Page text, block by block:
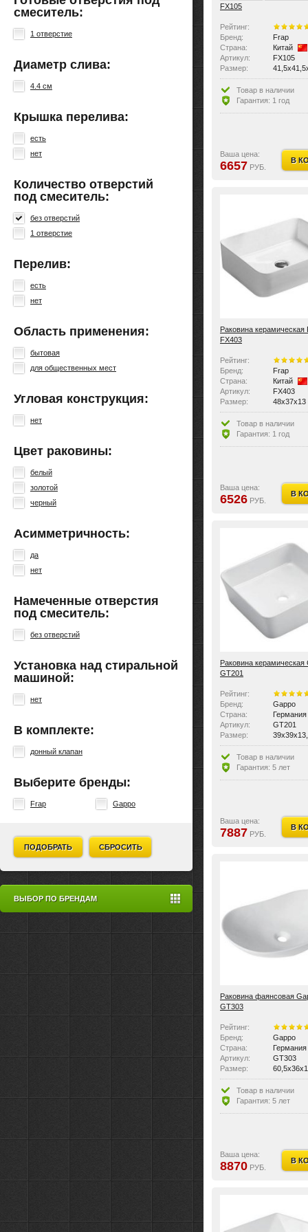
смеситель:
1 отверстие
Диаметр слива:
4.4 см
Крышка перелива:
есть
нет
Количество отверстий
под смеситель:
без отверстий
1 отверстие
Перелив:
есть
нет
Область применения:
бытовая
для общественных мест
Угловая конструкция:
нет
Цвет раковины:
белый
золотой
черный
Асимметричность:
да
нет
Намеченные отверстия
под смеситель:
без отверстий
Установка над стиральной
машиной:
нет
В комплекте:
донный клапан
Выберите бренды:
Frap Gappo
ПОДОБРАТЬ СБРОСИТЬ
ВЫБОР ПО БРЕНДАМ
FX105
Рейтинг:
Бренд:
Frap
Страна:
Китай
Артикул:
FX105
Размер:
Цвет:
Белые
Материал:
Керамика
Вес:
7.6 кг
Крышка перелива:
нет
Количество отверстий
без
Перелив:
нет
Товар в наличии
Гарантия: 1 год
Ваша цена:
6657 РУБ.
В
Раковина керамическая
FX403
Рейтинг:
Бренд:
Frap
Страна:
Китай
Артикул:
FX403
Размер:
Цвет:
Белые
Материал:
Керамика
Вес:
12.6 кг
Крышка перелива:
нет
Количество отверстий
без
Перелив:
нет
Товар в наличии
Гарантия: 1 год
Ваша цена:
6526 РУБ.
В
Раковина керамическая
GT201
Рейтинг:
Бренд:
Gappo
Страна:
Германия
Артикул:
GT201
Размер:
Цвет:
Белые
Материал:
Керамика
Ориентация:
Количество отверстий
без
Перелив:
Область применения:
Товар в наличии
Гарантия: 5 лет
Ваша цена:
7887 РУБ.
В
Раковина фаянсовая
GT303
Рейтинг:
Бренд:
Gappo
Страна:
Германия
Артикул:
GT303
Размер:
Цвет:
Белые
Материал:
Фаянс
Ориентация:
Перелив:
нет
Область применения:
Товар в наличии
Гарантия: 5 лет
Ваша цена:
8870 РУБ.
В